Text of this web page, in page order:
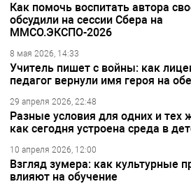
Как помочь воспитать автора
обсудили на сессии Сбера на
ММСО.ЭКСПО-2026
8 мая 2026, 14:33
Учитель пишет с войны: как
педагог вернули имя героя на
29 апреля 2026, 22:48
Разные условия для одних и тех
как сегодня устроена среда в
10 апреля 2026, 12:00
Взгляд зумера: как культурные
влияют на обучение